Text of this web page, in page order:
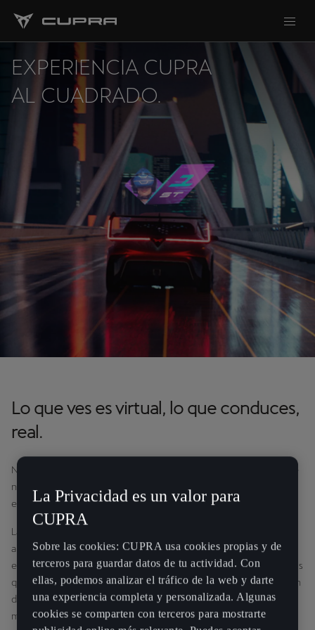
EXPERIENCIA CUPRA
AL CUADRADO.
Lo que ves es virtual, lo que conduces,
real.
Nuestra necesidad constante de llevar la marca CUPRA al siguiente
nivel hace que no paremos nunca de buscar y crear nuevas
experiencias para nuestro público.
La competición está en nuestro ADN, por eso, en nuestro 4º
aniversario, lanzamos la Experiencia CUPRA al cuadrado, una
experiencia de conducción nunca vista. Pero como sois muchos los
que os habéis quedado sin poder disfrutar de la increíble sensación
de conducir un coche de carreras, esta vez vamos a recurrir al
mundo virtual para hacerlo posible.
La Privacidad es un valor para
CUPRA
Sobre las cookies: CUPRA usa cookies propias y de
terceros para guardar datos de tu actividad. Con
ellas, podemos analizar el tráfico de la web y darte
una experiencia completa y personalizada. Algunas
cookies se comparten con terceros para mostrarte